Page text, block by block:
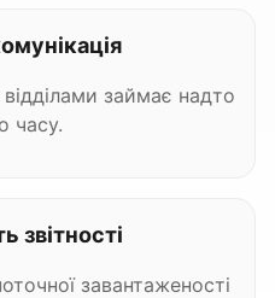
займає надто
часу.
звітності
завантаженості